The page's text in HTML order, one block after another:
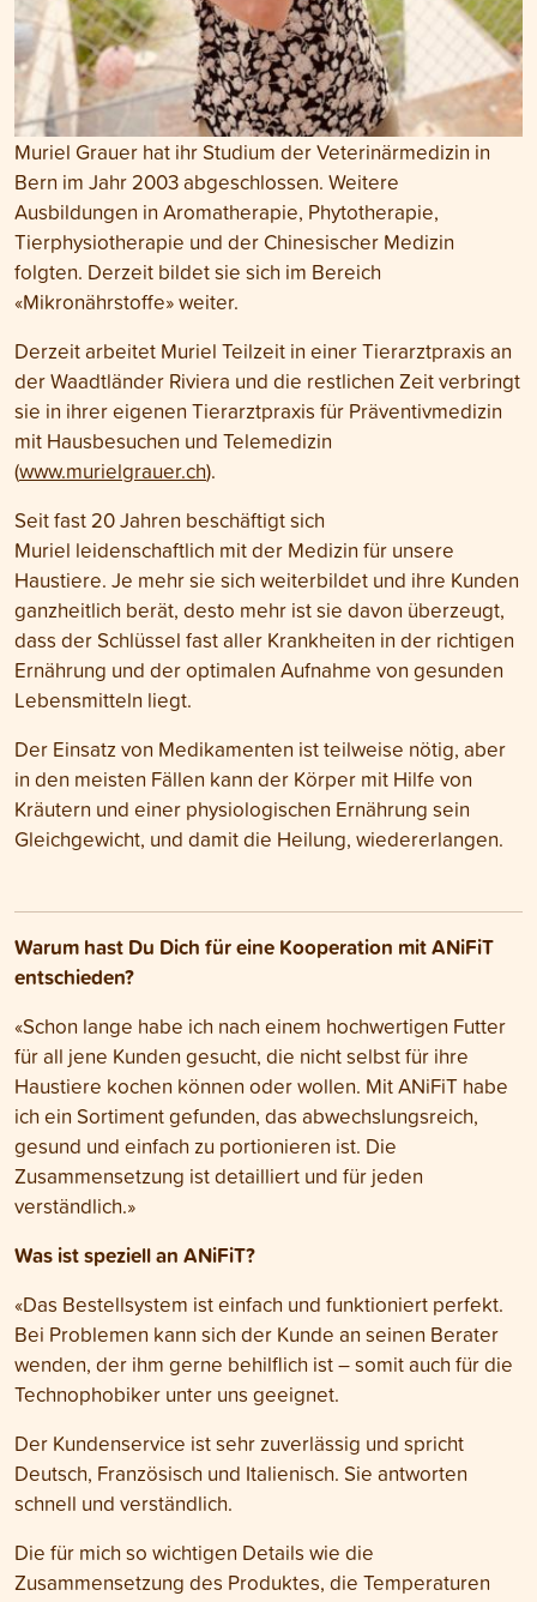
Muriel Grauer hat ihr Studium der Veterinärmedizin in
Bern im Jahr 2003 abgeschlossen. Weitere
Ausbildungen in Aromatherapie, Phytotherapie,
Tierphysiotherapie und der Chinesischer Medizin
folgten. Derzeit bildet sie sich im Bereich
«Mikronährstoffe» weiter.
Derzeit arbeitet Muriel Teilzeit in einer Tierarztpraxis an
der Waadtländer Riviera und die restlichen Zeit verbringt
sie in ihrer eigenen Tierarztpraxis für Präventivmedizin
mit Hausbesuchen und Telemedizin
(www.murielgrauer.ch).
Seit fast 20 Jahren beschäftigt sich
Muriel leidenschaftlich mit der Medizin für unsere
Haustiere. Je mehr sie sich weiterbildet und ihre Kunden
ganzheitlich berät, desto mehr ist sie davon überzeugt,
dass der Schlüssel fast aller Krankheiten in der richtigen
Ernährung und der optimalen Aufnahme von gesunden
Lebensmitteln liegt.
Der Einsatz von Medikamenten ist teilweise nötig, aber
in den meisten Fällen kann der Körper mit Hilfe von
Kräutern und einer physiologischen Ernährung sein
Gleichgewicht, und damit die Heilung, wiedererlangen.
Warum hast Du Dich für eine Kooperation mit ANiFiT
entschieden?
«Schon lange habe ich nach einem hochwertigen Futter
für all jene Kunden gesucht, die nicht selbst für ihre
Haustiere kochen können oder wollen. Mit ANiFiT habe
ich ein Sortiment gefunden, das abwechslungsreich,
gesund und einfach zu portionieren ist. Die
Zusammensetzung ist detailliert und für jeden
verständlich.»
Was ist speziell an ANiFiT?
«Das Bestellsystem ist einfach und funktioniert perfekt.
Bei Problemen kann sich der Kunde an seinen Berater
wenden, der ihm gerne behilflich ist – somit auch für die
Technophobiker unter uns geeignet.
Der Kundenservice ist sehr zuverlässig und spricht
Deutsch, Französisch und Italienisch. Sie antworten
schnell und verständlich.
Die für mich so wichtigen Details wie die
Zusammensetzung des Produktes, die Temperaturen